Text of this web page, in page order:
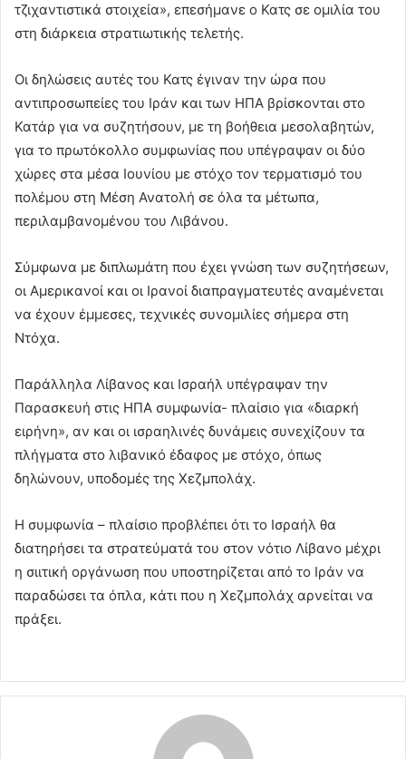
τζιχαντιστικά στοιχεία», επεσήμανε ο Κατς σε ομιλία του
στη διάρκεια στρατιωτικής τελετής.
Οι δηλώσεις αυτές του Κατς έγιναν την ώρα που
αντιπροσωπείες του Ιράν και των ΗΠΑ βρίσκονται στο
Κατάρ για να συζητήσουν, με τη βοήθεια μεσολαβητών,
για το πρωτόκολλο συμφωνίας που υπέγραψαν οι δύο
χώρες στα μέσα Ιουνίου με στόχο τον τερματισμό του
πολέμου στη Μέση Ανατολή σε όλα τα μέτωπα,
περιλαμβανομένου του Λιβάνου.
Σύμφωνα με διπλωμάτη που έχει γνώση των συζητήσεων,
οι Αμερικανοί και οι Ιρανοί διαπραγματευτές αναμένεται
να έχουν έμμεσες, τεχνικές συνομιλίες σήμερα στη
Ντόχα.
Παράλληλα Λίβανος και Ισραήλ υπέγραψαν την
Παρασκευή στις ΗΠΑ συμφωνία- πλαίσιο για «διαρκή
ειρήνη», αν και οι ισραηλινές δυνάμεις συνεχίζουν τα
πλήγματα στο λιβανικό έδαφος με στόχο, όπως
δηλώνουν, υποδομές της Χεζμπολάχ.
Η συμφωνία – πλαίσιο προβλέπει ότι το Ισραήλ θα
διατηρήσει τα στρατεύματά του στον νότιο Λίβανο μέχρι
η σιιτική οργάνωση που υποστηρίζεται από το Ιράν να
παραδώσει τα όπλα, κάτι που η Χεζμπολάχ αρνείται να
πράξει.